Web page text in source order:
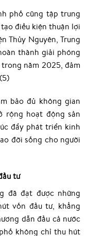
phố cũng tập trung
điều kiện thuận lợi
Thủy Nguyên, Trung
thành giải phóng
năm 2025, đảm
bảo đủ không gian
rộng hoạt động sản
đẩy phát triển kinh
đời sống cho người
tư
đã đạt được những
vốn đầu tư, khẳng
dẫn đầu cả nước
không chỉ thu hút